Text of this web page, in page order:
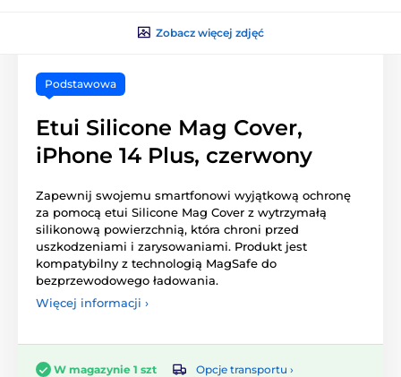
Zobacz więcej zdjęć
Podstawowa
Etui Silicone Mag Cover,
iPhone 14 Plus, czerwony
Zapewnij swojemu smartfonowi wyjątkową ochronę
za pomocą etui Silicone Mag Cover z wytrzymałą
silikonową powierzchnią, która chroni przed
uszkodzeniami i zarysowaniami. Produkt jest
kompatybilny z technologią MagSafe do
bezprzewodowego ładowania.
Więcej informacji ›
W magazynie 1 szt
Opcje transportu ›